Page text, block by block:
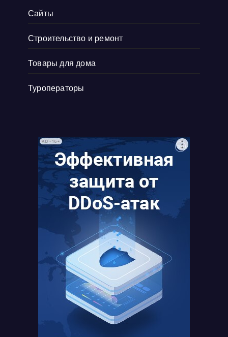
Сайты
Строительство и ремонт
Товары для дома
Туроператоры